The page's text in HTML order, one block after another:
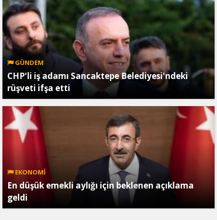
GÜNDEM
CHP'li iş adamı Sancaktepe Belediyesi'ndeki
rüşveti ifşa etti
EKONOMİ
En düşük emekli aylığı için beklenen açıklama
geldi